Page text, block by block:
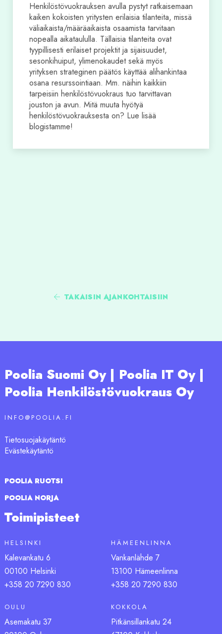
Henkilöstövuokrauksen avulla pystyt ratkaisemaan
kaiken kokoisten yritysten erilaisia tilanteita, missä
väliaikaista/määräaikaista osaamista tarvitaan
nopealla aikataululla. Tällaisia tilanteita ovat
tyypillisesti erilaiset projektit ja sijaisuudet,
sesonkihuiput, ylimenokaudet sekä myös
yrityksen strateginen päätös käyttää alihankintaa
osana resurssointiaan. Mm. näihin kaikkiin
tarpeisiin henkilöstövuokraus tuo tarvittavan
jouston ja avun. Mitä muuta hyötyä
henkilöstövuokrauksesta on? Lue lisää
blogistamme!
TAKAISIN AJANKOHTAISIIN
Poolia Suomi Oy | Poolia IT Oy |
Poolia Henkilöstövuokraus Oy
INFO@POOLIA.FI
Tietosuojakäytäntö
Evästekäytäntö
POOLIA RUOTSI
POOLIA NORJA
Toimipisteet
HELSINKI
Kalevankatu 6
00100 Helsinki
+358 20 7290 830
HÄMEENLINNA
Vankanlähde 7
13100 Hämeenlinna
+358 20 7290 830
OULU
Asemakatu 37
KOKKOLA
Pitkänsillankatu 24